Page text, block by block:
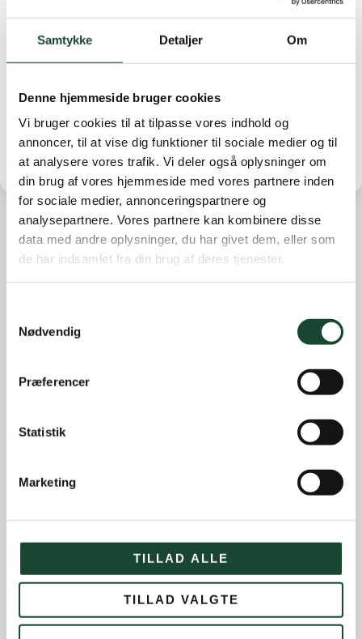
Samtykke Detaljer Om
Denne hjemmeside bruger cookies
Vi bruger cookies til at tilpasse vores indhold og
annoncer, til at vise dig funktioner til sociale medier og til
at analysere vores trafik. Vi deler også oplysninger om
din brug af vores hjemmeside med vores partnere inden
for sociale medier, annonceringspartnere og
analysepartnere. Vores partnere kan kombinere disse
data med andre oplysninger, du har givet dem, eller som
de har indsamlet fra din brug af deres tjenester.
Nødvendig
Præferencer
Statistik
Marketing
TILLAD ALLE
TILLAD VALGTE
NB! Bemærk at vi har rykket flaget på 18. hul ud på
for-greenen for at beskytte greenen mest muligt. Vi
seneste tid.’
Andre nyheder
Banearbejde
Eliten
Ikke kategoriseret
Nyheder og tilbud
Old Boys
Sociale arrangementer